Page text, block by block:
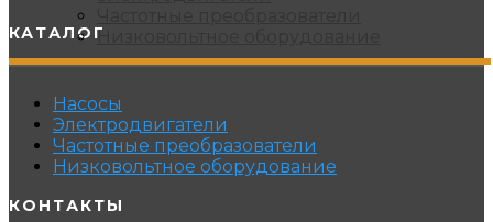
Низковольтное оборудование
КАТАЛОГ
Насосы
Электродвигатели
Частотные преобразователи
Низковольтное оборудование
КОНТАКТЫ